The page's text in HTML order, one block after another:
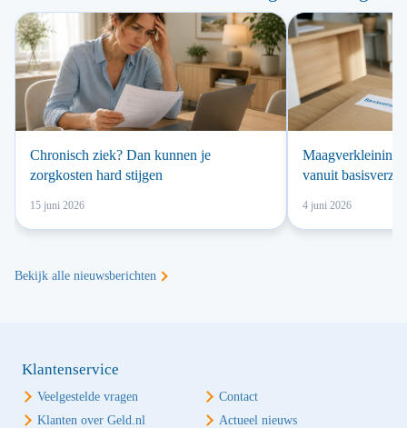
Chronisch ziek? Dan kunnen je
zorgkosten hard stijgen
15 juni 2026
Maagverkleining
vanuit
4 juni 2026
Bekijk alle nieuwsberichten
Klantenservice
Veelgestelde vragen
Contact
Klanten over Geld.nl
Actueel nieuws